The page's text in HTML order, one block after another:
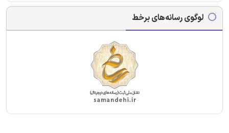
لوگوی رسانه‌های برخط